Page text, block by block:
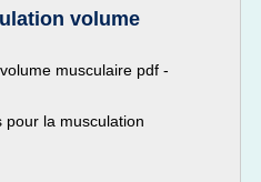
volume
musculaire pdf -
pour la musculation